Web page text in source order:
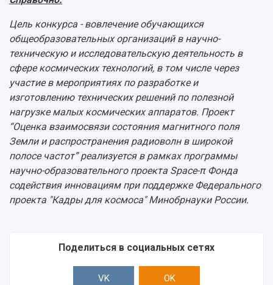
Цель конкурса - вовлечение обучающихся
общеобразовательных организаций в научно-
техническую и исследовательскую деятельность в
сфере космических технологий, в том числе через
участие в мероприятиях по разработке и
изготовлению технических решений по полезной
нагрузке малых космических аппаратов. Проект
“Оценка взаимосвязи состояния магнитного поля
Земли и распространения радиоволн в широкой
полосе частот” реализуется в рамках программы
научно-образовательного проекта Space-π Фонда
содействия инновациям при поддержке Федерального
проекта "Кадры для космоса" Минобрнауки России.
Поделиться в социальных сетях
VK OK